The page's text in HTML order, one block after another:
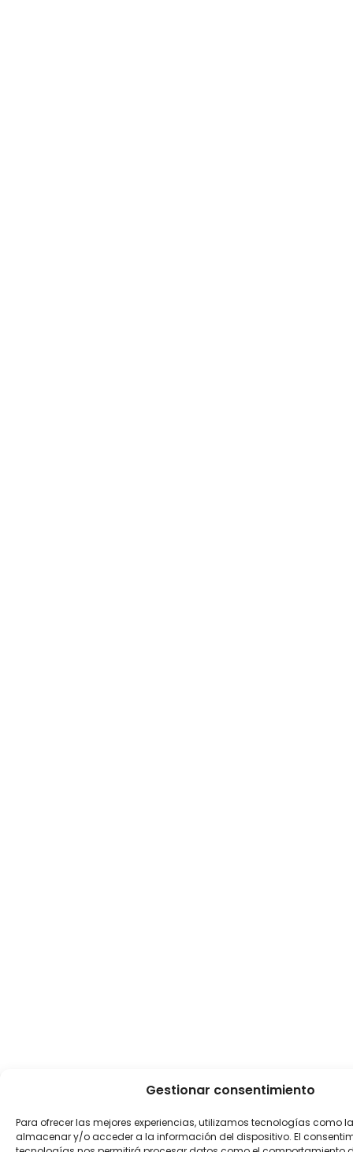
Gestionar consentimiento
Para ofrecer las mejores experiencias, utilizamos tecnologías como
almacenar y/o acceder a la información del dispositivo. El